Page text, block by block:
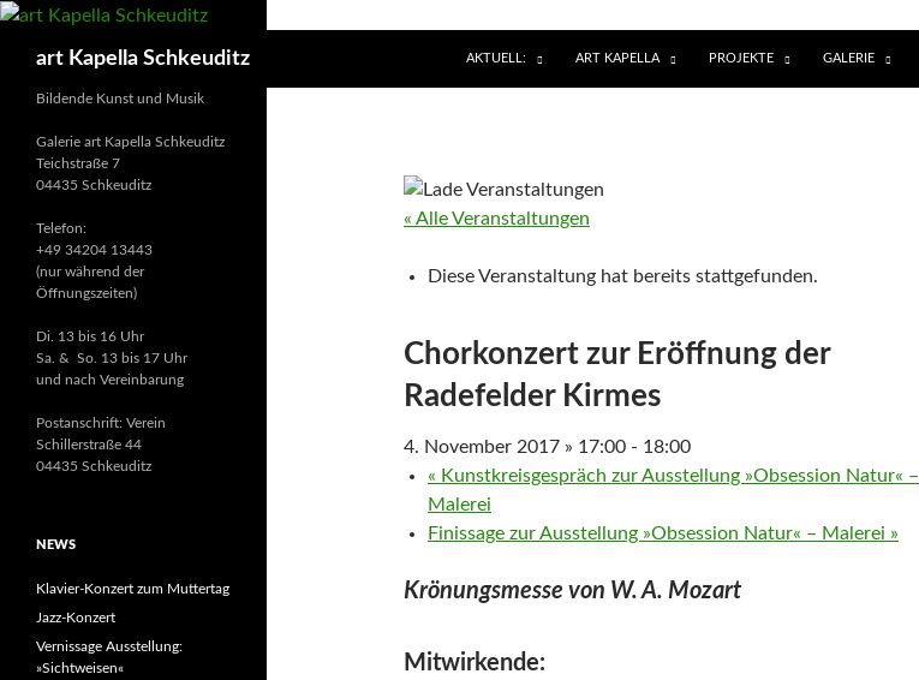
art Kapella Schkeuditz
AKTUELL:
ART KAPELLA PROJEKTE GALERIE
« Alle Veranstaltungen
Diese Veranstaltung hat bereits stattgefunden.
Chorkonzert zur Eröffnung der
Radefelder Kirmes
4. November 2017 » 17:00 - 18:00
« Kunstkreisgespräch zur Ausstellung »Obsession Natur« –
Malerei
Finissage zur Ausstellung »Obsession Natur« – Malerei »
Krönungsmesse von W. A. Mozart
Mitwirkende:
Bildende Kunst und Musik
Galerie art Kapella Schkeuditz
Teichstraße 7
04435 Schkeuditz
Telefon:
+49 34204 13443
(nur während der
Öffnungszeiten)
Di. 13 bis 16 Uhr
Sa. & So. 13 bis 17 Uhr
und nach Vereinbarung
Postanschrift: Verein
Schillerstraße 44
04435 Schkeuditz
NEWS
Klavier-Konzert zum Muttertag
Jazz-Konzert
Vernissage Ausstellung:
»Sichtweisen«